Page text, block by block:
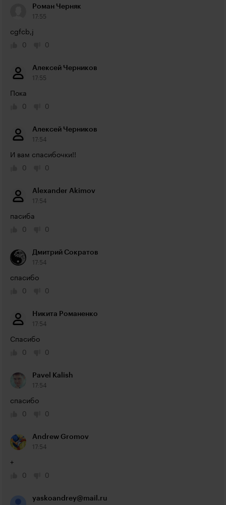
Роман Черняк
17:55
cgfcb,j
0
0
Алексей Черников
17:55
Пока
0
0
Алексей Черников
17:54
И вам спасибочки!!
0
0
Alexander Akimov
17:54
пасиба
0
0
Дмитрий Сократов
17:54
спасибо
0
0
Никита Романенко
17:54
Спасибо
0
0
Pavel Kalish
17:54
спасибо
0
0
Andrew Gromov
17:54
+
0
0
yaskoandrey@mail.ru